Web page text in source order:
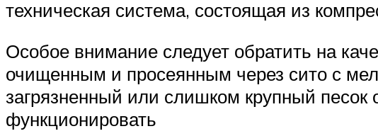
техническая система, состоящая из
Особое внимание следует обратить на
очищенным и просеянным через сито с
загрязненный или слишком крупный песок
функционировать